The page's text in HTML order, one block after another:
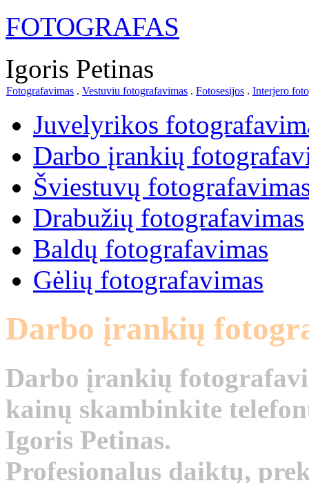
FOTOGRAFAS
Igoris Petinas
Fotografavimas . Vestuviu fotografavimas . Fotosesijos . Interjero
Juvelyrikos
Darbo įrankių
Šviestuvų
Drabužių fotografavimas
Baldų fotografavimas
Gėlių fotografavimas
Darbo įrankių
Darbo įrankių
kainų skambinkite
Igoris Petinas.
Profesionalus daiktų,